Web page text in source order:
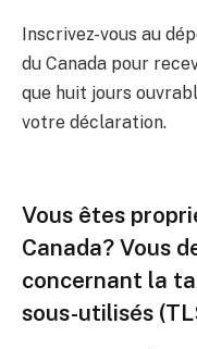
Inscrivez-vous au
du Canada pour
que huit jours
votre déclaration.
Vous êtes
Canada? Vous
concernant la
sous-utilisés